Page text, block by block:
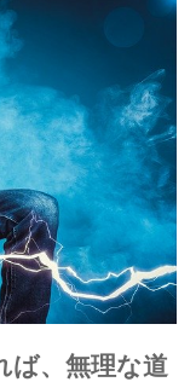
ば、無理な道